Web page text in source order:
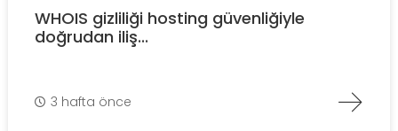
WHOIS gizliliği hosting güvenliğiyle
doğrudan iliş...
3 hafta önce